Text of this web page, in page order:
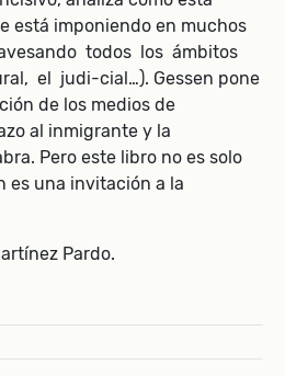
está imponiendo en muchos
todos los ámbitos
el judi-cial…). Gessen pone
de los medios de
al inmigrante y la
Pero este libro no es solo
es una invitación a la
Pardo.